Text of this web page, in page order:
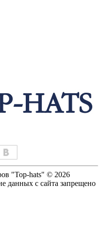
"Top-hats" © 2026
данных с сайта запрещено